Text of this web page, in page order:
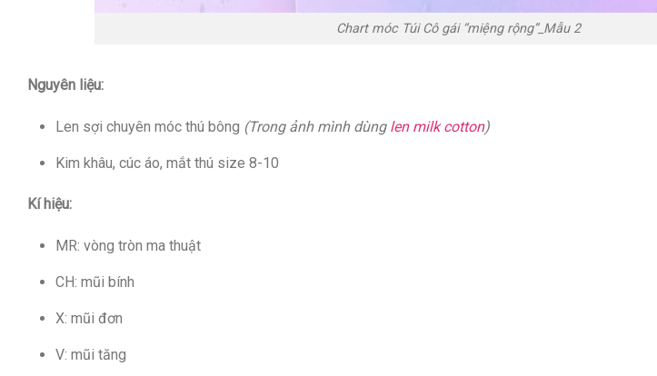
Chart móc Túi Cô gái “miệng rộng”_Mẫu 2
Nguyên liệu:
Len sợi chuyên móc thú bông (Trong ảnh mình dùng len milk cotton)
Kim khâu, cúc áo, mắt thú size 8-10
Kí hiệu:
MR: vòng tròn ma thuật
CH: mũi bính
X: mũi đơn
V: mũi tăng